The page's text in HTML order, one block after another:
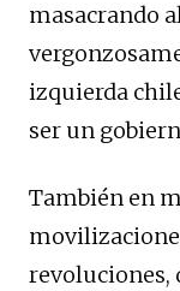
masacrando
izquierda
ser un
También en
revoluciones,